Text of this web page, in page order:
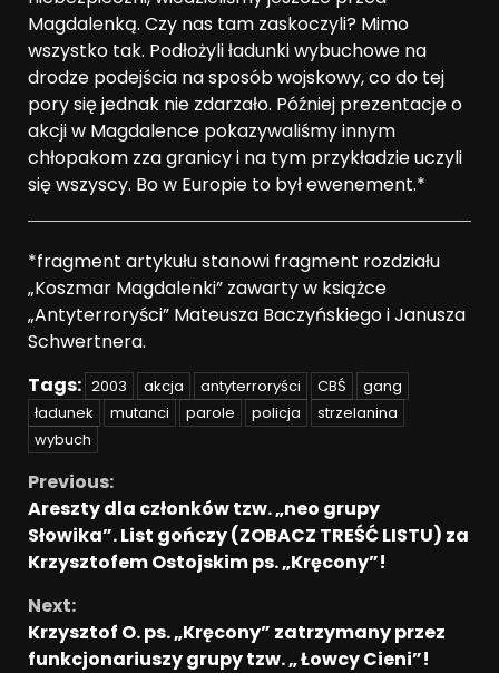
Magdalenką. Czy nas tam zaskoczyli? Mimo
wszystko tak. Podłożyli ładunki wybuchowe na
drodze podejścia na sposób wojskowy, co do tej
pory się jednak nie zdarzało. Później prezentacje o
akcji w Magdalence pokazywaliśmy innym
chłopakom zza granicy i na tym przykładzie uczyli
się wszyscy. Bo w Europie to był ewenement.*
*fragment artykułu stanowi fragment rozdziału
„Koszmar Magdalenki” zawarty w książce
„Antyterroryści” Mateusza Baczyńskiego i Janusza
Schwertnera.
Tags: 2003 akcja antyterroryści CBŚ
gang
ładunek
mutanci parole policja
strzelanina
wybuch
Previous:
Areszty dla członków tzw. „neo grupy
Słowika”. List gończy (ZOBACZ TREŚĆ LISTU) za
Krzysztofem Ostojskim ps. „Kręcony”!
Next:
Krzysztof O. ps. „Kręcony” zatrzymany przez
funkcjonariuszy grupy tzw. „ Łowcy Cieni”!